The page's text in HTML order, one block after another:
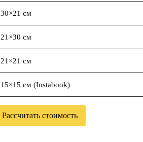
30×21 см
21×30 см
21×21 см
15×15 см (Instabook)
Рассчитать стоимость